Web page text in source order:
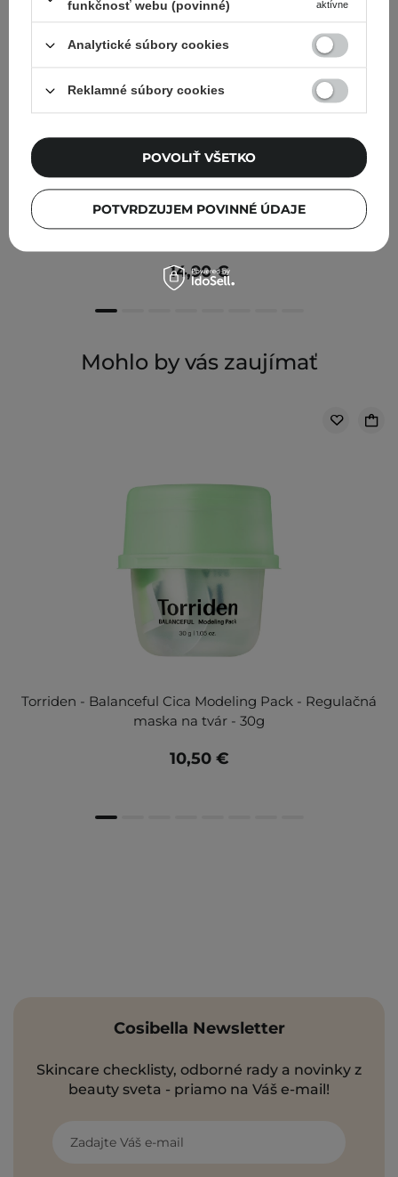
Abib - Jericho Rose PHA Toner Skin Booster -
Hydratačné pleťové tonikum - 200 ml
14,90 €
Mohlo by vás zaujímať
Torriden - Balanceful Cica Modeling Pack - Regulačná
maska na tvár - 30g
10,50 €
Cosibella Newsletter
Skincare checklisty, odborné rady a novinky z
beauty sveta - priamo na Váš e-mail!
Zadajte Váš e-mail
funkčnosť webu (povinné) aktívne
Analytické súbory cookies
Reklamné súbory cookies
POTVRDZUJEM POVINNÉ ÚDAJE
POVOLIŤ VŠETKO